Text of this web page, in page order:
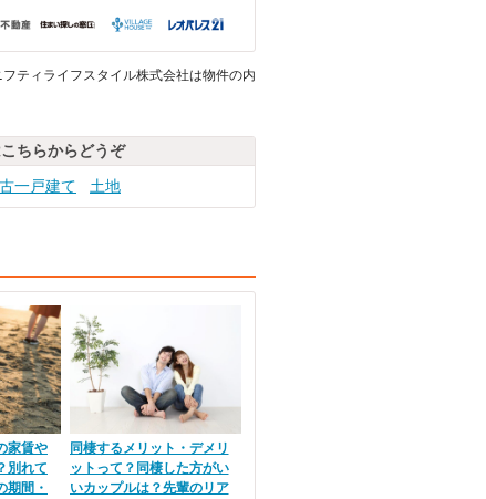
ティライフスタイル株式会社は物件の内
ちらからどうぞ
一戸建て 土地
家賃や
別れて
期間・
同棲するメリット・デメリ
ットって？同棲した方がい
いカップルは？先輩のリア